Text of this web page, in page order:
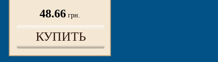
48.66 грн.
КУПИТЬ